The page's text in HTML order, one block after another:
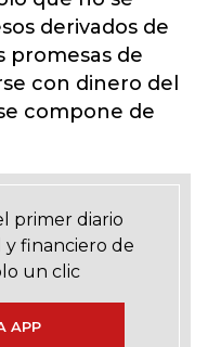
derivados de
promesas de
con dinero del
compone de
primer diario
y financiero de
un clic
APP